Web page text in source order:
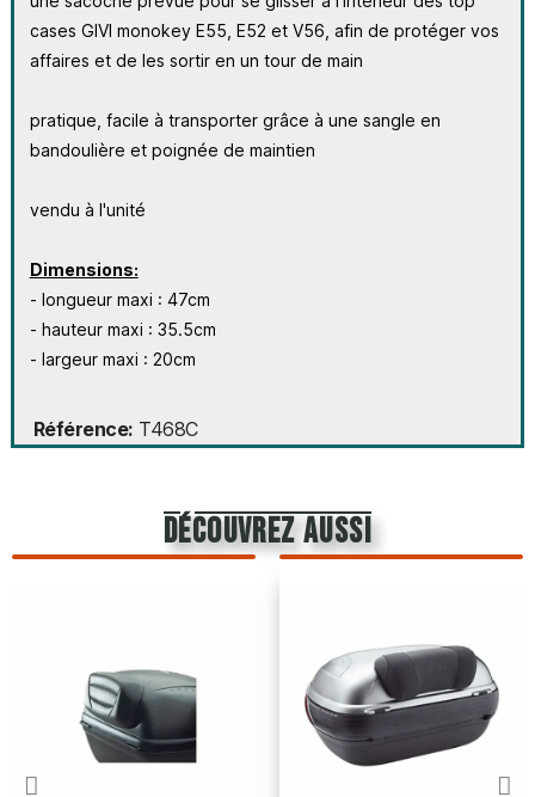
cases GIVI monokey E55, E52 et V56, afin de protéger vos
affaires et de les sortir en un tour de main
pratique, facile à transporter grâce à une sangle en
bandoulière et poignée de maintien
vendu à l'unité
Dimensions:
- longueur maxi : 47cm
- hauteur maxi : 35.5cm
- largeur maxi : 20cm
Référence T468C
découvrez aussi